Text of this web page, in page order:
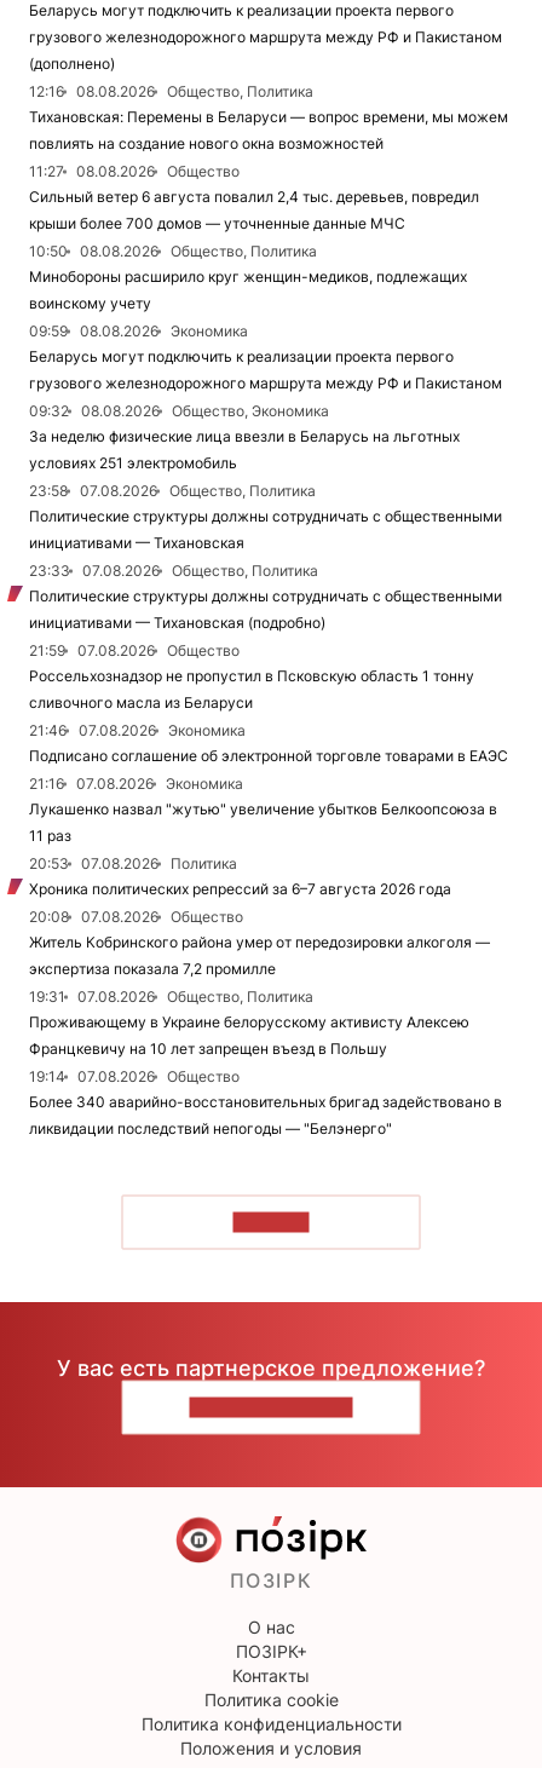
Беларусь могут подключить к реализации проекта первого
грузового железнодорожного маршрута между РФ и Пакистаном
(дополнено)
12:16
08.08.2026
Общество, Политика
Тихановская: Перемены в Беларуси — вопрос времени, мы можем
повлиять на создание нового окна возможностей
11:27
08.08.2026
Общество
Сильный ветер 6 августа повалил 2,4 тыс. деревьев, повредил
крыши более 700 домов — уточненные данные МЧС
10:50
08.08.2026
Общество, Политика
Минобороны расширило круг женщин-медиков, подлежащих
воинскому учету
09:59
08.08.2026
Экономика
Беларусь могут подключить к реализации проекта первого
грузового железнодорожного маршрута между РФ и Пакистаном
09:32
08.08.2026
Общество, Экономика
За неделю физические лица ввезли в Беларусь на льготных
условиях 251 электромобиль
23:58
07.08.2026
Общество, Политика
Политические структуры должны сотрудничать с общественными
инициативами — Тихановская
23:33
07.08.2026
Общество, Политика
Политические структуры должны сотрудничать с общественными
инициативами — Тихановская (подробно)
21:59
07.08.2026
Общество
Россельхознадзор не пропустил в Псковскую область 1 тонну
сливочного масла из Беларуси
21:46
07.08.2026
Экономика
Подписано соглашение об электронной торговле товарами в ЕАЭС
21:16
07.08.2026
Экономика
Лукашенко назвал "жутью" увеличение убытков Белкоопсоюза в
11 раз
20:53
07.08.2026
Политика
Хроника политических репрессий за 6–7 августа 2026 года
20:08
07.08.2026
Общество
Житель Кобринского района умер от передозировки алкоголя —
экспертиза показала 7,2 промилле
19:31
07.08.2026
Общество, Политика
Проживающему в Украине белорусскому активисту Алексею
Францкевичу на 10 лет запрещен въезд в Польшу
19:14
07.08.2026
Общество
Более 340 аварийно-восстановительных бригад задействовано в
ликвидации последствий непогоды — "Белэнерго"
У вас есть партнерское предложение?
ПОЗІРК
О нас
ПОЗІРК+
Контакты
Политика cookie
Политика конфиденциальности
Положения и условия